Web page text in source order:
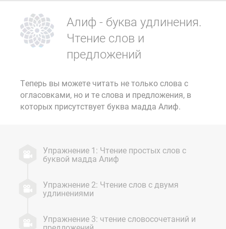
Алиф - буква удлинения.
Чтение слов и
предложений
Теперь вы можете читать не только слова с
огласовками, но и те слова и предложения, в
которых присутствует буква мадда Алиф.
Упражнение 1: Чтение простых слов с
буквой мадда Алиф
Упражнение 2: Чтение слов с двумя
удлинениями
Упражнение 3: чтение словосочетаний и